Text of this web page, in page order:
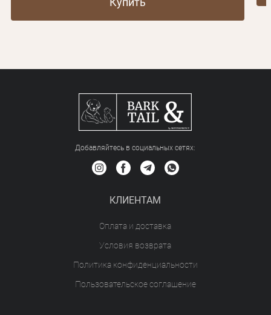
Добавляйтесь в социальных сетяx:
КЛИЕНТАМ
Оплата и доставка
Условия возврата
Политика конфиденциальности
Пользовательское соглашение